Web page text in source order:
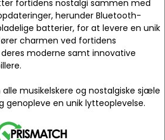
fortidens nostalgi sammen med
herunder Bluetooth-
batterier, for at levere en unik
charmen ved fortidens
moderne samt innovative
alle musikelskere og nostalgiske sjæle
genopleve en unik lytteoplevelse.